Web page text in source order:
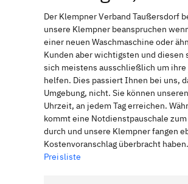
Der Klempner Verband Taußersdorf
unsere Klempner beanspruchen
einer neuen Waschmaschine oder
Kunden aber wichtigsten und
sich meistens ausschließlich um ihre
helfen. Dies passiert Ihnen bei uns,
Umgebung, nicht. Sie können
Uhrzeit, an jedem Tag erreichen.
kommt eine Notdienstpauschale
durch und unsere Klempner fangen
Kostenvoranschlag überbracht haben.
Preisliste